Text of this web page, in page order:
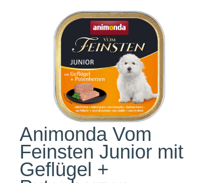
Bildergalerie überspringen
Animonda Vom
Feinsten Junior mit
Geflügel +